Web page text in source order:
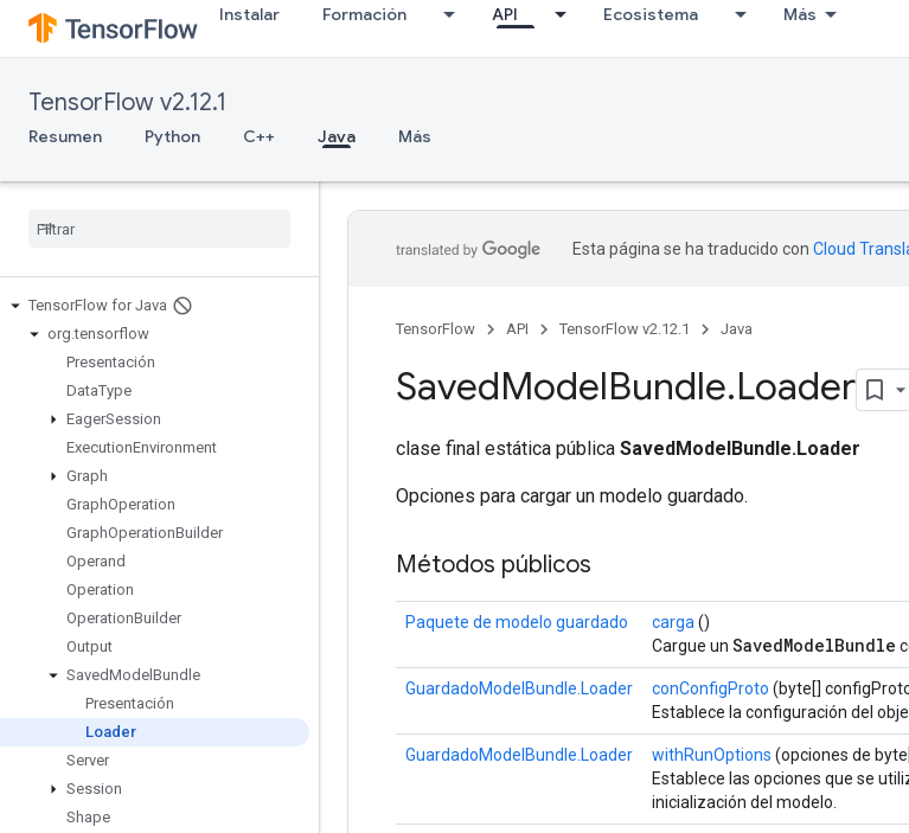
Instalar Formación API Ecosistema Más
TensorFlow v2.12.1
Resumen Python C++ Java Más
TensorFlow for Java
org.tensorflow
Presentación
DataType
EagerSession
ExecutionEnvironment
Graph
GraphOperation
GraphOperationBuilder
Operand
Operation
OperationBuilder
Output
SavedModel Bundle
Presentación
Loader
Server
Session
Shape
Esta página se ha traducido con Cloud
TensorFlow API TensorFlow v2.12.1 Java
SavedModelBundle.Loader
clase final estática pública SavedModelBundle.Loader
Opciones para cargar un modelo guardado.
Métodos públicos
Paquete de modelo guardado carga ()
Cargue un SavedModelBundle
GuardadoModelBundle.Loader conConfigProto (byte[]
Establece la configuración del
GuardadoModelBundle.Loader withRunOptions (opciones de
Establece las opciones que se
inicialización del modelo.